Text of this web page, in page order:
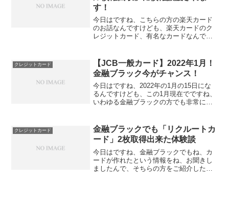
す！
今日はですね、こちらの方の楽天カード
のお話なんですけども、楽天カードのク
レジットカード、有名なカードなんです
も、色んな諸事情でですね、カード代
金、 使った利用代金が払え...
クレジットカード
【JCB一般カード】2022年1月！
金融ブラック今がチャンス！
今日はですね、2022年の1月の15日にな
るんですけども、この1月現在でですね、
いわゆる金融ブラックの方でも非常にチ
ね、今映ってるんでわかるかと思うんで
すけども、このjc...
クレジットカード
金融ブラックでも「リクルートカ
ード」2枚取得出来た体験談
今日はですね、金融ブラックでもね、カ
ードが作れたという情報をね、お聞きし
ましたんで、そちらの方をご紹介したい